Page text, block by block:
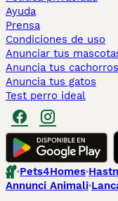
Ayuda
Prensa
Condiciones de uso
Anunciar tus
Anuncia tus cachorros
Anuncia tus gatos
Test perro ideal
Pets4Homes
Annunci Animali